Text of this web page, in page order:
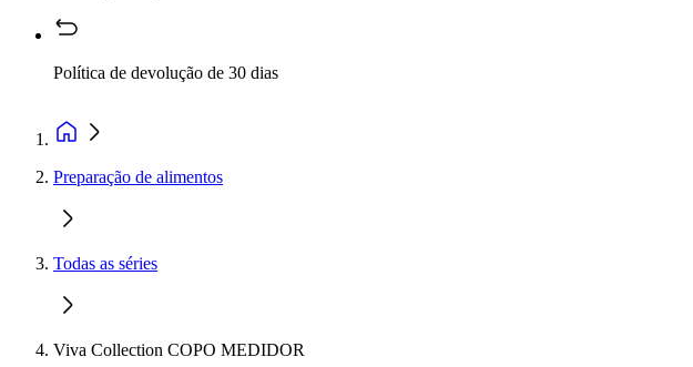
Política de devolução de 30 dias
Preparação de alimentos
Todas as séries
Viva Collection COPO MEDIDOR